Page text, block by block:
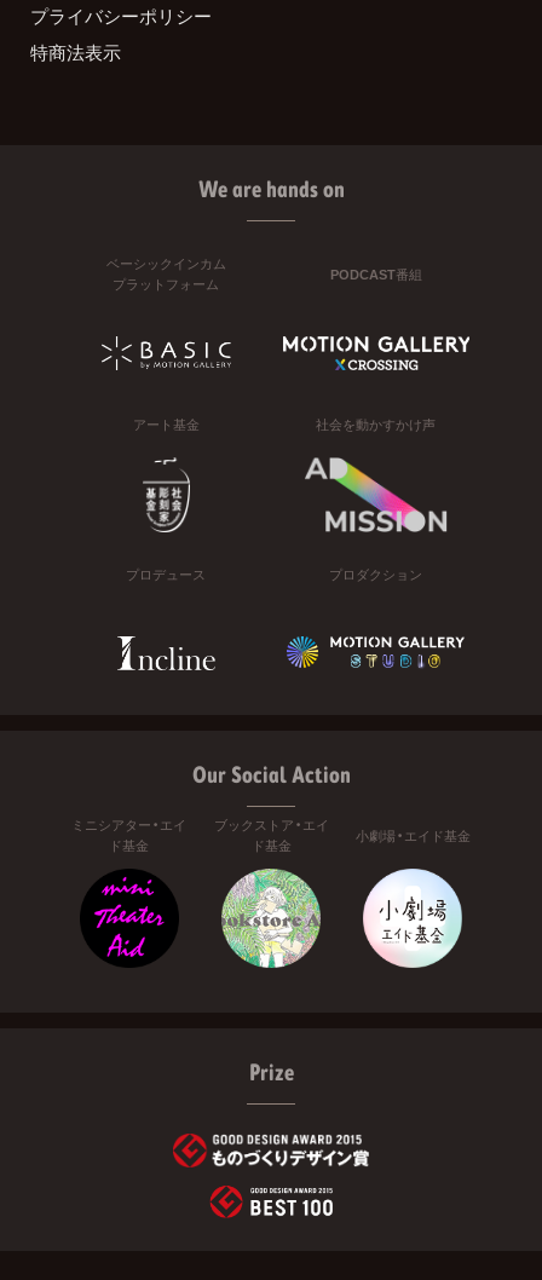
プライバシーポリシー
特商法表示
We are hands on
ベーシックインカム
プラットフォーム
PODCAST番組
アート基金 社会を動かすかけ声
プロデュース プロダクション
Our Social Action
ミニシアター・エイ
ド基金
ブックストア・エイ
ド基金
小劇場・エイド基金
Prize